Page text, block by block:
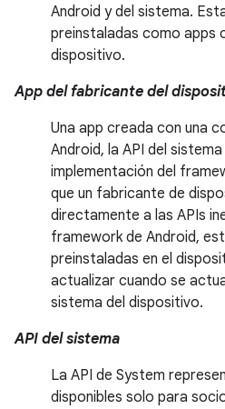
Android y del sistema.
preinstaladas como apps
dispositivo.
App del fabricante del
Una app creada con una
Android, la API del
implementación del
que un fabricante de
directamente a las APIs
framework de Android,
preinstaladas en el
actualizar cuando se
sistema del dispositivo.
API del sistema
La API de System
disponibles solo para